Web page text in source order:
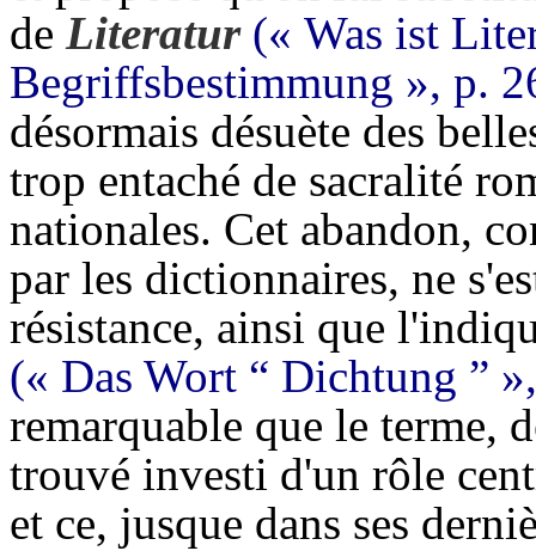
de Literatur (« Was ist
Begriffsbestimmung », p.
désormais désuète des
trop entaché de sacralité
nationales. Cet abandon,
par les dictionnaires, ne
résistance, ainsi que
(« Das Wort “ Dichtung ”
remarquable que le terme,
trouvé investi d'un rôle
et ce, jusque dans ses